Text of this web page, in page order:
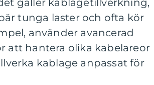
tunga laster och ofta kör
använder avancerad
att hantera olika kabelareor
kablage anpassat för